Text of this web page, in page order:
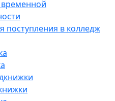
временной
поступления в колледж